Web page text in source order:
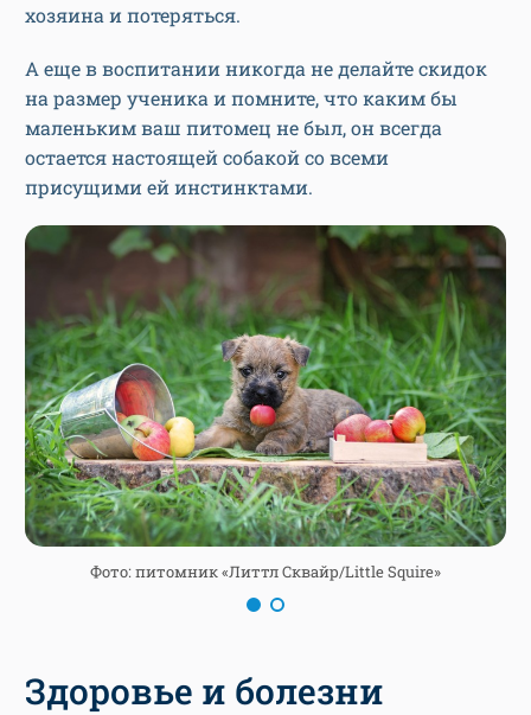
хозяина и потеряться.
А еще в воспитании никогда не делайте скидок
на размер ученика и помните, что каким бы
маленьким ваш питомец не был, он всегда
остается настоящей собакой со всеми
присущими ей инстинктами.
Фото: питомник «Литтл Сквайр/Little Squire»
Здоровье и болезни